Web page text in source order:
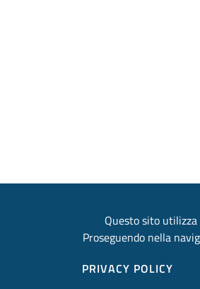
Questo sito
Proseguendo nella
PRIVACY POLICY